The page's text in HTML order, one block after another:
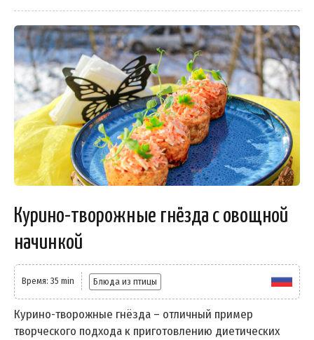
Курино-творожные гнёзда с овощной
начинкой
Время: 35 min Блюда из птицы
Курино-творожные гнёзда – отличный пример
творческого подхода к приготовлению диетических